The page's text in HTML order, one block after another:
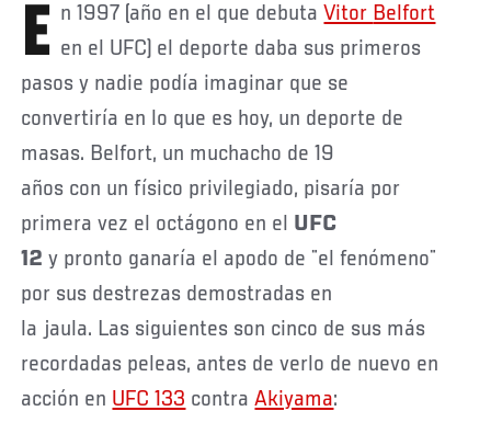
En 1997 (año en el que debutaVitor Belfort
en el UFC) el deporte daba sus primeros
pasos y nadie podía imaginar que se
convertiría en lo que es hoy, un deporte de
masas. Belfort, un muchacho de 19
años con un físico privilegiado, pisaría por
primera vez el octágono en el UFC
12 y pronto ganaría el apodo de ¨el fenómeno¨
por sus destrezas demostradas en
la jaula. Las siguientes son cinco de sus más
recordadas peleas, antes de verlo de nuevo en
acción en UFC 133 contraAkiyama: